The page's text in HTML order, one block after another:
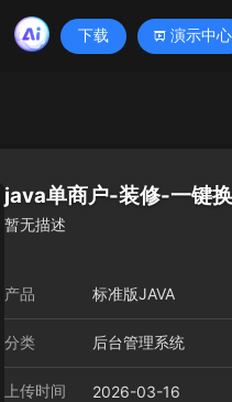
下载 演示中心
java单商户-装修-一键
暂无描述
产品 标准版JAVA
分类 后台管理系统
上传时间 2026-03-16